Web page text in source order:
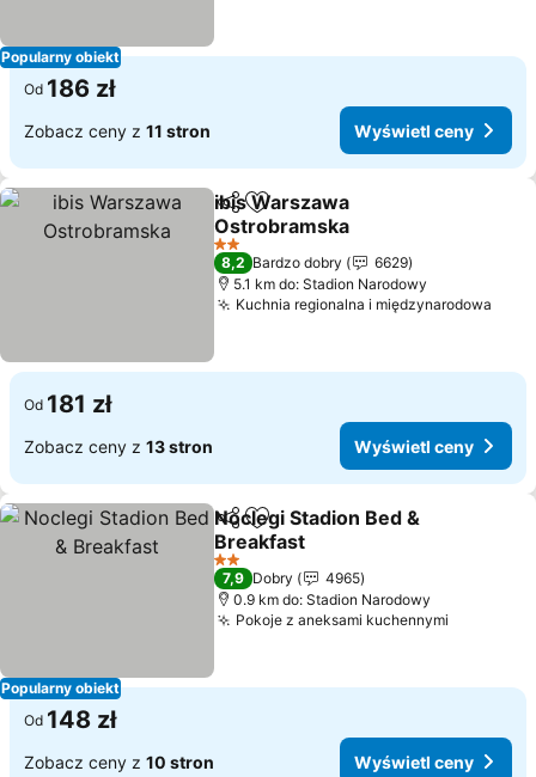
Popularny obiekt
Od 186 zł
Zobacz ceny z 11 stron Wyświetl ceny
Udostępnij
Dodaj do ulubionych
ibis Warszawa
Ostrobramska
Wyświetl ceny
2 Kategoria
8,2 Bardzo dobry
6629
5.1 km do: Stadion Narodowy
Kuchnia regionalna i międzynarodowa
Od 181 zł
Zobacz ceny z 13 stron Wyświetl ceny
Popularny obiekt
Udostępnij
Dodaj do ulubionych
Noclegi Stadion Bed &
Breakfast
Wyświetl ceny
2 Kategoria
7,9 Dobry
4965
0.9 km do: Stadion Narodowy
Pokoje z aneksami kuchennymi
Od 148 zł
Zobacz ceny z 10 stron Wyświetl ceny